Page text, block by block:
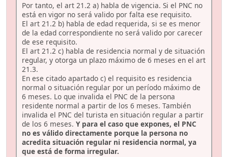
Por tanto, el art 21.2 a) habla de vigencia. Si el PNC no
está en vigor no será valido por falta ese requisito.
El art 21.2 b) habla de edad requerida, si se es menor
de la edad correspondiente no será valido por carecer
de ese requisito.
El art 21.2 c) habla de residencia normal y de situación
regular, y otorga un plazo máximo de 6 meses en el art
21.3.
En ese citado apartado c) el requisito es residencia
normal o situación regular por un período máximo de
6 meses. Lo que invalida el PNC de la persona
residente normal a partir de los 6 meses. También
invalida el PNC del turista en situación regular a partir
de los 6 meses. Y para el caso que expones, el PNC
no es válido directamente porque la persona no
acredita situación regular ni residencia normal, ya
que está de forma irregular.